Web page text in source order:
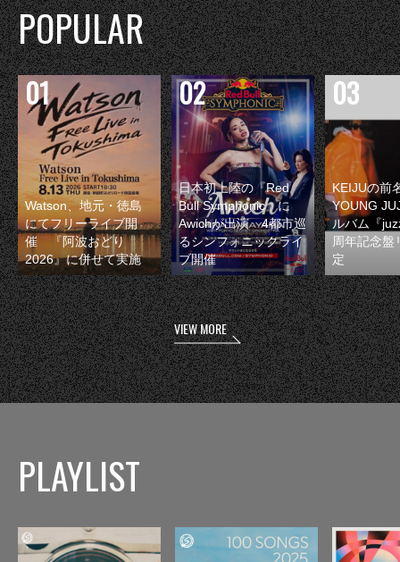
POPULAR
Watson、地元・徳島
にてフリーライブ開
催 『阿波おどり
2026』に併せて実施
日本初上陸の『Red
Bull Symphonic』に
Awichが出演 4都市巡
るシンフォニックライ
ブ開催
KEIJUの前
YOUNG
ルバム『
周年記念盤
定
VIEW MORE
PLAYLIST